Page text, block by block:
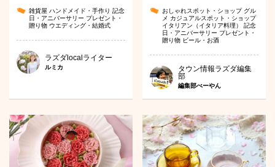
雑貨屋 ハンドメイド・手作り 記念
日・アニバーサリー プレゼント・
贈り物 ウエディング・結婚式
ラズダlocalライター
ルミカ
おしゃれスポット・ショップ グル
メ カジュアルスポット・ショップ
イタリアン（イタリア料理）記念
日・アニバーサリー プレゼント・
贈り物 ビール・お酒
タウン情報ラズダ編集
部
編集部べーやん